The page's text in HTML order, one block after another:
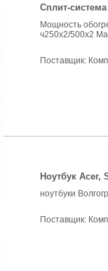
Сплит-
Мощность
ч250x2/500x2
Поставщик:
Ноутбук Acer,
ноутбуки
Поставщик: